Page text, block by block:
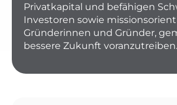
Privatkapital und befähigen
Investoren sowie
Gründerinnen und Gründer,
bessere Zukunft voranzutreiben.